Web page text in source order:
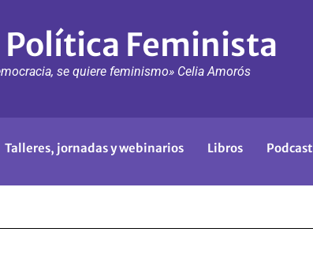
Política Feminista
se quiere feminismo» Celia Amorós
Talleres, jornadas y webinarios Libros
Podcast